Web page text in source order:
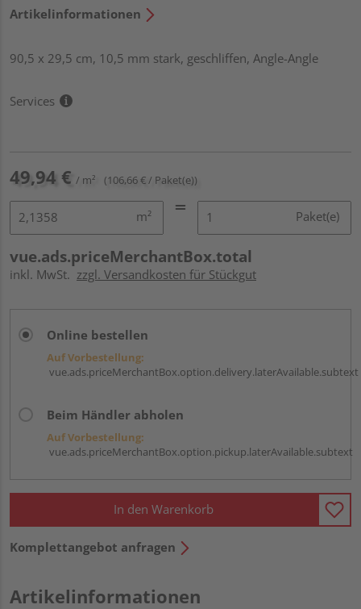
Artikelinformationen
90,5 x 29,5 cm, 10,5 mm stark, geschliffen, Angle-Angle
Services
49,94 € / m² (106,66 € / Paket(e))
m² Paket(e)
vue.ads.priceMerchantBox.total
inkl. MwSt. zzgl. Versandkosten für Stückgut
Online bestellen
Auf Vorbestellung:
vue.ads.priceMerchantBox.option.delivery.laterAvailable.subtext
Beim Händler abholen
Auf Vorbestellung:
vue.ads.priceMerchantBox.option.pickup.laterAvailable.subtext
In den Warenkorb
Komplettangebot anfragen
Artikelinformationen